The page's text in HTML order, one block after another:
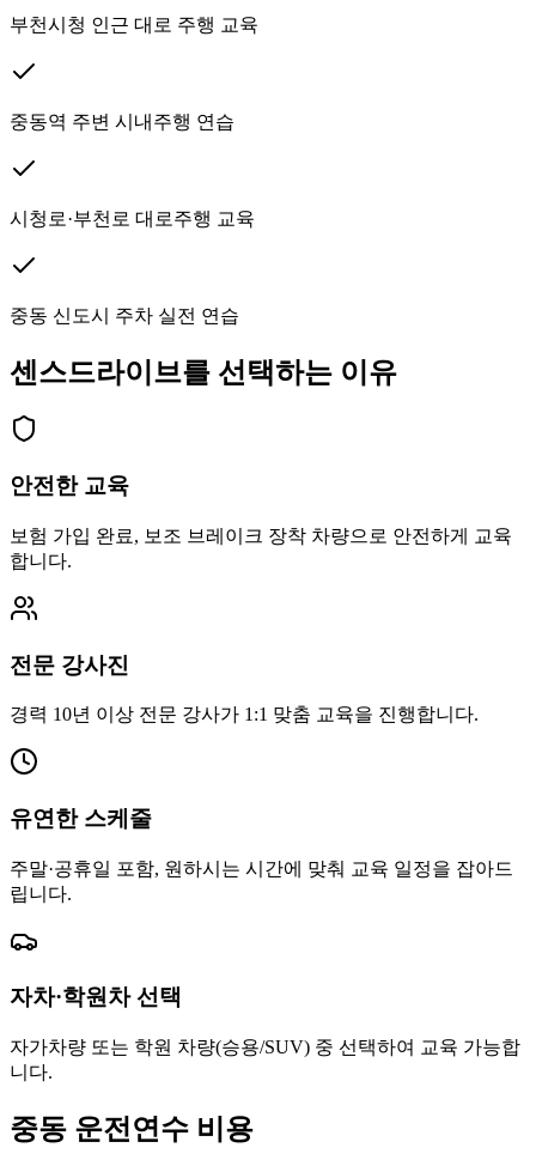
부천시청 인근 대로 주행 교육
중동역 주변 시내주행 연습
시청로·부천로 대로주행 교육
중동 신도시 주차 실전 연습
센스드라이브를 선택하는 이유
안전한 교육
보험 가입 완료, 보조 브레이크 장착 차량으로 안전하게 교육
합니다.
전문 강사진
경력 10년 이상 전문 강사가 1:1 맞춤 교육을 진행합니다.
유연한 스케줄
주말·공휴일 포함, 원하시는 시간에 맞춰 교육 일정을 잡아드
립니다.
자차·학원차 선택
자가차량 또는 학원 차량(승용/SUV) 중 선택하여 교육 가능합
니다.
중동 운전연수 비용